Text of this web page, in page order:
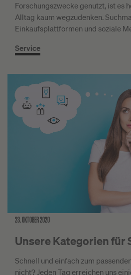
Forschungszwecke genutzt, ist es
Alltag kaum wegzudenken.
Einkaufsplattformen und soziale
Service
23. OKTOBER 2020
Unsere Kategorien für
Schnell und einfach zum
nicht? Jeden Tag erreichen uns